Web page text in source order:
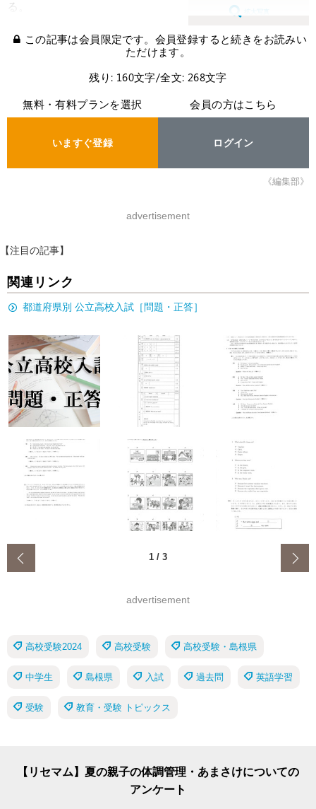
る。
この記事は会員限定です。会員登録すると続きをお読みい
ただけます。
残り: 160文字/全文: 268文字
無料・有料プランを選択
いますぐ登録
会員の方はこちら
ログイン
《編集部》
advertisement
【注目の記事】
関連リンク
都道府県別 公立高校入試［問題・正答］
1 / 3
advertisement
高校受験2024 高校受験 高校受験・島根県
中学生 島根県 入試 過去問 英語学習
受験 教育・受験 トピックス
【リセマム】夏の親子の体調管理・あまさけについての
アンケート